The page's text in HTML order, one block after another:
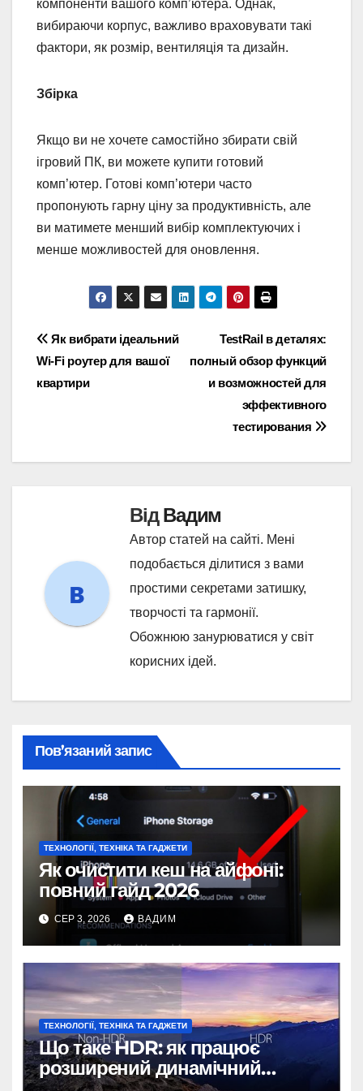
компоненти вашого комп’ютера. Однак,
вибираючи корпус, важливо враховувати такі
фактори, як розмір, вентиляція та дизайн.
Збірка
Якщо ви не хочете самостійно збирати свій
ігровий ПК, ви можете купити готовий
комп’ютер. Готові комп’ютери часто
пропонують гарну ціну за продуктивність, але
ви матимете менший вибір комплектуючих і
менше можливостей для оновлення.
Навігація
записів
TestRail в деталях:
полный обзор функций
и возможностей для
эффективного
тестирования
Як вибрати ідеальний
Wi-Fi роутер для вашої
квартири
ВідВадим
Автор статей на сайті. Мені
подобається ділитися з вами
простими секретами затишку,
творчості та гармонії.
Обожнюю занурюватися у світ
корисних ідей.
Пов’язаний запис
ТЕХНОЛОГІЇ, ТЕХНІКА ТА ГАДЖЕТИ
Як очистити кеш на айфоні:
повний гайд 2026
СЕР 3, 2026 ВАДИМ
ТЕХНОЛОГІЇ, ТЕХНІКА ТА ГАДЖЕТИ
Що таке HDR: як працює
розширений динамічний